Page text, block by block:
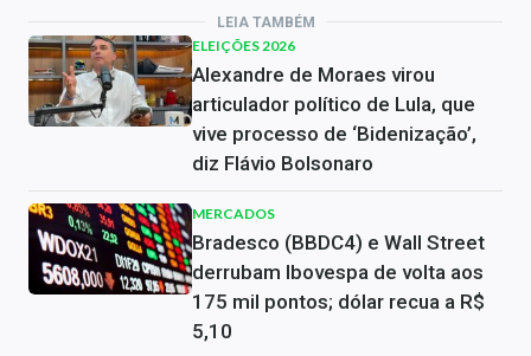
LEIA TAMBÉM
ELEIÇÕES 2026
Alexandre de Moraes virou
articulador político de Lula, que
vive processo de ‘Bidenização’,
diz Flávio Bolsonaro
MERCADOS
Bradesco (BBDC4) e Wall Street
derrubam Ibovespa de volta aos
175 mil pontos; dólar recua a R$
5,10